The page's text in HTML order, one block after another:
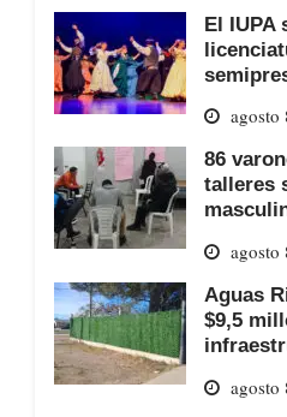
El IUPA
agosto
86
talleres
agosto
Aguas
$9,5
agosto